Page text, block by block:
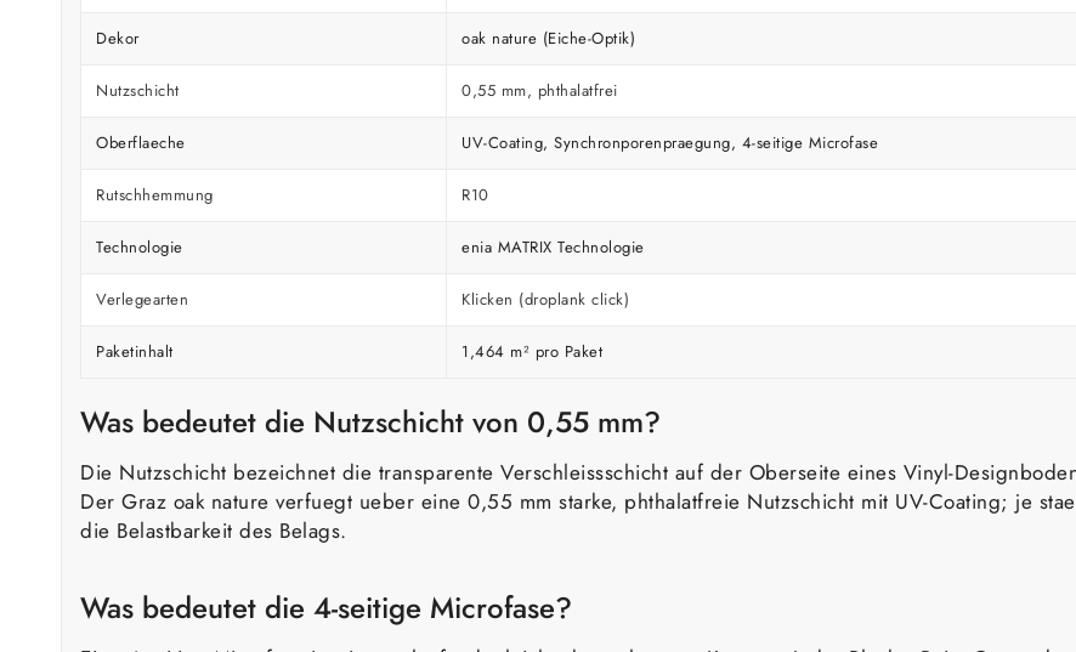
Dekor oak nature (Eiche-Optik)
Nutzschicht 0,55 mm, phthalatfrei
Oberflaeche UV-Coating, Synchronporenpraegung, 4-seitige Microfase
Rutschhemmung R10
Technologie enia MATRIX Technologie
Verlegearten Klicken (droplank click)
Paketinhalt 1,464 m² pro Paket
Was bedeutet die Nutzschicht von 0,55 mm?
Die Nutzschicht bezeichnet die transparente Verschleissschicht auf der Oberseite eines Vinyl-
Der Graz oak nature verfuegt ueber eine 0,55 mm starke, phthalatfreie Nutzschicht mit UV-Coating; je
die Belastbarkeit des Belags.
Was bedeutet die 4-seitige Microfase?